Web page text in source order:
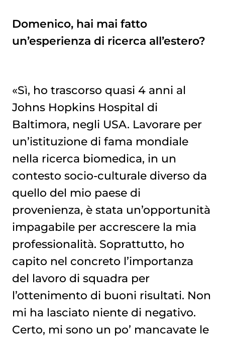
Domenico, hai mai fatto
un’esperienza di ricerca all’estero?
«Sì, ho trascorso quasi 4 anni al
Johns Hopkins Hospital di
Baltimora, negli USA. Lavorare per
un’istituzione di fama mondiale
nella ricerca biomedica, in un
contesto socio-culturale diverso da
quello del mio paese di
provenienza, è stata un’opportunità
impagabile per accrescere la mia
professionalità. Soprattutto, ho
capito nel concreto l’importanza
del lavoro di squadra per
l’ottenimento di buoni risultati. Non
mi ha lasciato niente di negativo.
Certo, mi sono un po’ mancavate le